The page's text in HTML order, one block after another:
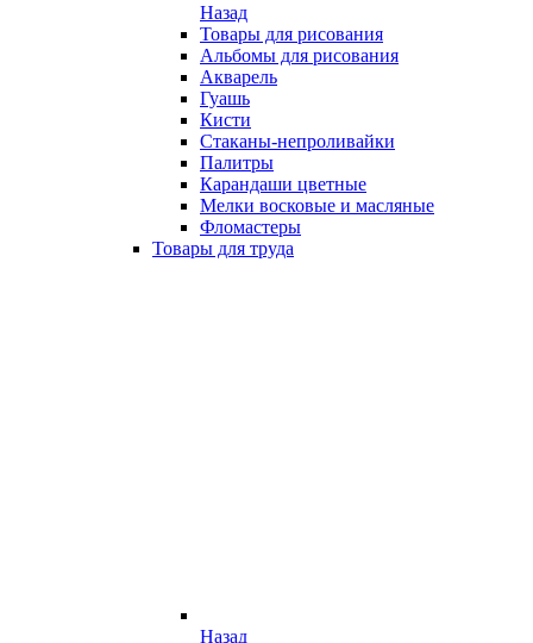
Назад
Товары для рисования
Альбомы для рисования
Акварель
Гуашь
Кисти
Стаканы-непроливайки
Палитры
Карандаши цветные
Мелки восковые и масляные
Фломастеры
Товары для труда
Назад